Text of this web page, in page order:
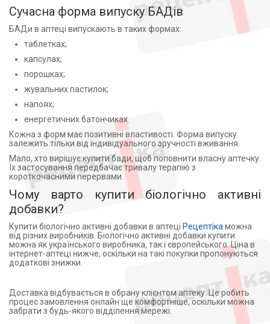
Мібе ГмбХ Арцнайміттель, Німеччина (1)
Mibe GmbH Arzneimittel (Германия) (1)
ОЗИМУК ФАРМ ООО УКРАИНА КИЕВ (2)
ZEE Laboratories Ltd (3)
Panacea Biotec (Индия) (1)
Кертіс Хелс Капс С.А.,Польща (2)
Асла Лаб С.р.л., Італія ФХБ, Хорватія (1)
Indian Herbs Specialities Pvt. Ltd (2)
Труффіні та Регге Фармасьютічі С.Р.Л., Італія (1)
BioPlus Life Sciences Pvt.Ltd.,Індія для Natures
Only,Inc,США (2)
УОРЛД МЕДИЦИН ИЛАЧ САН.ВЕ
ТИДЖ.А.Ш.ТУРЦИ (1)
ТОВ ЛекоПро (1)
ТОВ "Квайссер Фарма ГмбХ", Німеччина (3)
Квайссер Фарма ГмбХ и Ко.КГ, Німеччина (1)
КВАЙССЕР ФАРМА ГМБХ И КО. КГ ГЕРМАНИЯ (1)
Екомед (11)
ПП Евро-плюс , Україна (5)
НВП Аріадна ООО (1)
АТ ТОЛЛ Мануфактурінг Сервісез, Іспанія (1)
Kendy Ltd, Болгарія (2)
GlaxoSmithKline (Бельгия) (1)
Магній (25)
Магнію оксид (7)
Магнію сульфат (1)
Магнія карбонат (3)
Манніт (2)
Марганец (3)
Масло льняное (4)
Масло розмариновое (1)
Материнка (1)
Мелатонін (15)
Меліси трава (1)
Метилметіонінсульфонію хлорид (1)
Метилсульфонилметан (3)
Метіонін (3)
Микроцеллюлоза (1)
Мио-инозитол (4)
Мумие (7)
Мідь (4)
Міцелій гриба лисички (Cantharellus cibarius) (1)
Натрия аскорбат (3)
Натрію бензоат (2)
Сучасна форма випуску БАДів
БАДи в аптеці випускають в таких формах:
таблетках;
капсулах;
порошках;
жувальних пастилок;
напоях;
енергетичних батончиках.
Кожна з форм має позитивні властивості. Форма випуску
залежить тільки від індивідуального зручності вживання.
Мало, хто вирішує купити бади, щоб поповнити власну аптечку.
Їх застосування передбачає тривалу терапію з
короткочасними перервами.
Чому варто купити біологічно активні
добавки?
Купити біологічно активні добавки в аптеці Рецептікаможна
від різних виробників. Біологічно активні добавки купити
можна як українського виробника, так і європейського. Ціна в
інтернет-аптеці нижче, оскільки на такі покупки пропонуються
додаткові знижки.
Доставка відбувається в обрану клієнтом аптеку. Це робить
процес замовлення онлайн ще комфортніше, оскільки можна
забрати з будь-якого відділення мережі.